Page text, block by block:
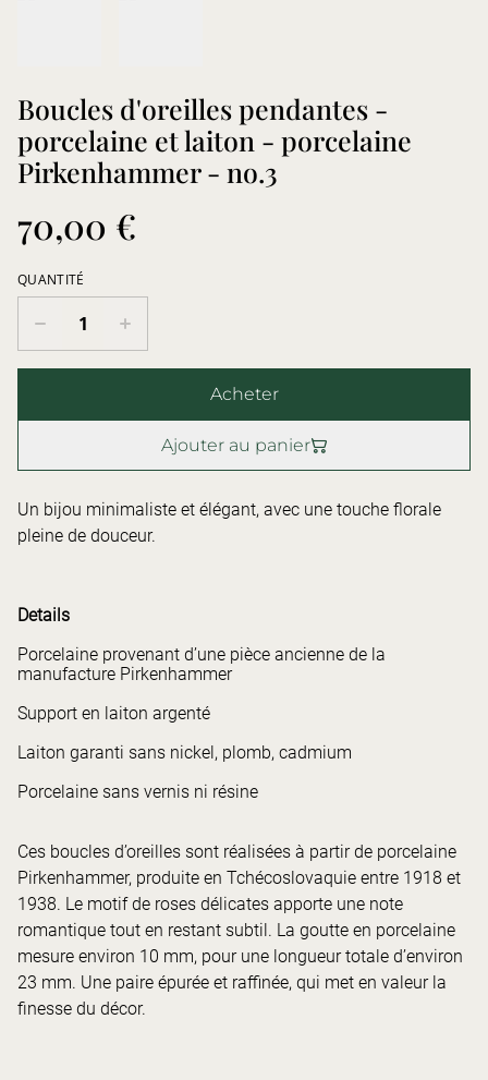
Boucles d'oreilles pendantes -
porcelaine et laiton - porcelaine
Pirkenhammer - no.3
70,00 €
QUANTITÉ
Acheter
Ajouter au panier
Un bijou minimaliste et élégant, avec une touche florale
pleine de douceur.
Details
Porcelaine provenant d’une pièce ancienne de la
manufacture Pirkenhammer
Support en laiton argenté
Laiton garanti sans nickel, plomb, cadmium
Porcelaine sans vernis ni résine
Ces boucles d’oreilles sont réalisées à partir de porcelaine
Pirkenhammer, produite en Tchécoslovaquie entre 1918 et
1938. Le motif de roses délicates apporte une note
romantique tout en restant subtil. La goutte en porcelaine
mesure environ 10 mm, pour une longueur totale d’environ
23 mm. Une paire épurée et raffinée, qui met en valeur la
finesse du décor.